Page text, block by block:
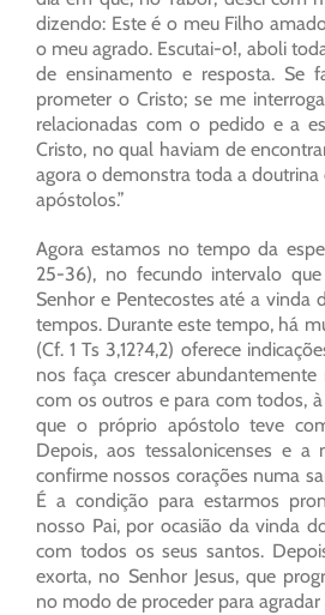
dizendo: Este é o meu Filho
o meu agrado. Escutai-o!, aboli
de ensinamento e resposta. Se
prometer o Cristo; se me
relacionadas com o pedido e a
Cristo, no qual haviam de
agora o demonstra toda a doutrina
apóstolos.”
Agora estamos no tempo da
25-36), no fecundo intervalo
Senhor e Pentecostes até a vinda
tempos. Durante este tempo, há
(Cf. 1 Ts 3,12?4,2) oferece
nos faça crescer
com os outros e para com todos,
que o próprio apóstolo teve
Depois, aos tessalonicenses e a
confirme nossos corações numa
É a condição para estarmos
nosso Pai, por ocasião da vinda
com todos os seus santos.
exorta, no Senhor Jesus, que
no modo de proceder para agradar